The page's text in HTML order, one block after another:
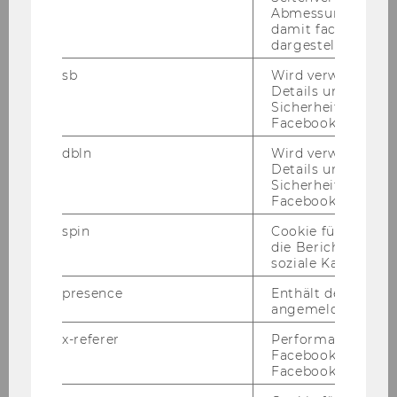
eine Stel­le eines Se­kre­tärs/einer Se­kre­
zwei Stel­len eines
Se­kre­tärs/einer Se­kre­tä­rin halb­be­schäf­tigt
(An­ge­stell­te/r gemäß Kol­lek­tiv­ver­trag für die Ar­
beit­neh­mer/innen der Uni­ver­si­tä­ten) zu be­set­
Auf­ga­ben­ge­biet:
Er­for­der­li­che Kennt­nis­se und Qua­li­fi­ka­tio­nen:
ab­ge­schlos­se­ne Schul­aus­bil­dung
Ge­wünsch­te Kennt­nis­se und Qua­li­fi­ka­tio­nen:
Fremd­spra­chen­kennt­nis­se, insb. Eng­lisch,
EDV-​Kenntnisse (Of­fice, Home­page), Ein­satz­
Kenn­zahl: 1670
Bitte be­wer­ben Sie sich auf un­se­rer Home­page
unter
http://www.wu.ac.at/jobs.
Abmessungen
damit facebook
dargestellt
sb
Wird verwendet,
Details und
Facebook-Kontos
dbln
Wird verwendet,
Details und
Facebook-Kontos
spin
Cookie für
die
soziale
presence
Enthält den
angemeldeten
x-referer
Performance-
Facebook in
Facebook-Pixel